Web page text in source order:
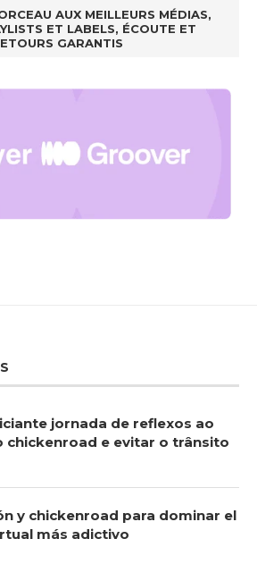
AUX MEILLEURS MÉDIAS,
ET LABELS, ÉCOUTE ET
GARANTIS
jornada de reflexos ao
chickenroad e evitar o trânsito
y chickenroad para dominar el
más adictivo